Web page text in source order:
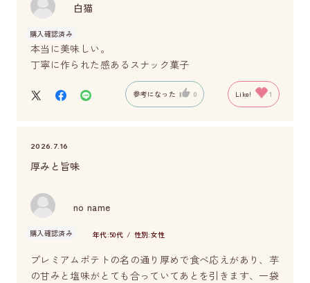
白猫
購入確認済み
本当に美味しい。
丁寧に作られた感あるスナック菓子
参考になった 0 Like! 1
2026.7.16
厚みと旨味
no name
購入確認済み 年代:50代 性別:女性
プレミアムポテトの名の通り厚めで食べ応えがあり、芋
の甘みと塩味がとても合っていてあとを引きます、一袋